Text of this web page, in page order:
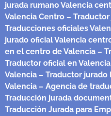
jurada rumano Valencia
Valencia Centro –
Traducciones oficiales
jurado oficial Valencia
en el centro de Valencia –
Traductor oficial en Valencia
Valencia – Traductor jurado
Valencia – Agencia de
Traducción jurada
Traducción Jurada para